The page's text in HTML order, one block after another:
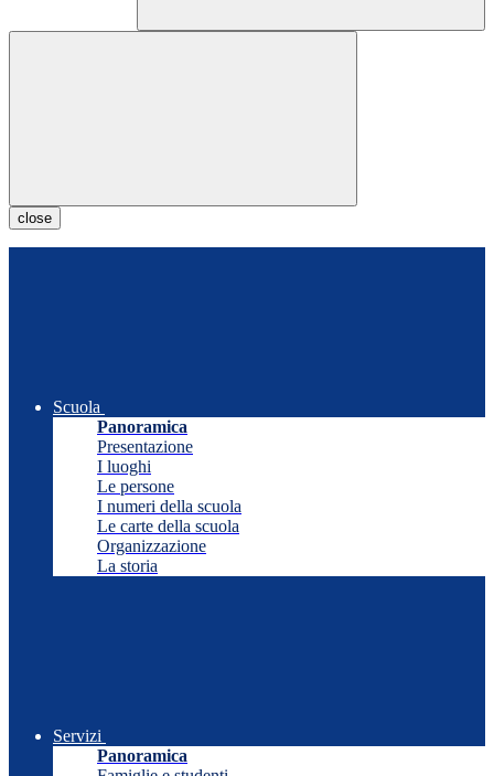
close
Scuola
Panoramica
Presentazione
I luoghi
Le persone
I numeri della scuola
Le carte della scuola
Organizzazione
La storia
Servizi
Panoramica